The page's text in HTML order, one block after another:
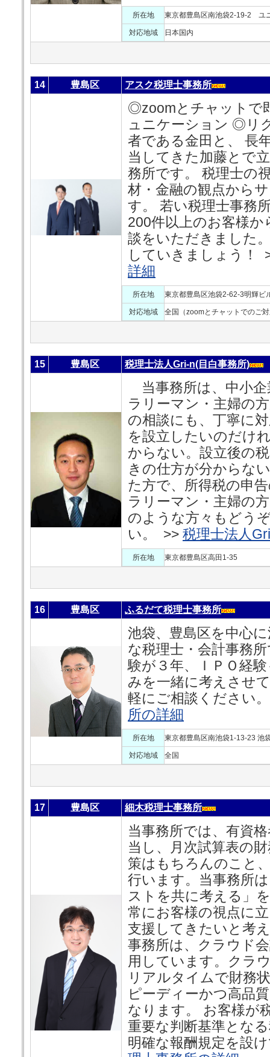
所在地 東京都豊島区南池袋2-19-2 ユ
対応地域 日本国内
14 豊島区 アスク税理士事務所
◎zoomとチャットで
ュニケーション ◎リ
者である金田と、 長
当してきた加藤とで
務所です。 税理士の
材・金融の観点から
す。 若い税理士事務
200件以上のお客様
談をいただきました
していきましょう！
詳細
所在地 東京都豊島区池袋2-62-3明輝ビ
対応地域 全国（zoomとチャットでのご
15 豊島区 税理士法人Gri-n(目白事務所)
当事務所は、中小企
ラリーマン・主婦の
の相談にも、丁寧に
を設立したいのだけ
からない。設立後の
きの仕方が分からな
た方で、所得税の申
ラリーマン・主婦の
のような方々もどう
い。 >> 税理士法人
所在地 東京都豊島区高田1-35
16 豊島区 ふるだて税理士事務所
池袋、豊島区を中心
な税理士・会計事務
験が３年、ＩＰＯ経
みを一緒に考えさせ
軽にご相談ください
所の詳細
所在地 東京都豊島区南池袋1-13-23 池
対応地域 全国
17 豊島区 細木税理士事務所
当事務所では、有資
当し、月次試算表の
策はもちろんのこと
行います。当事務所
ストを共に考える」
常にお客様の視点に
支援してきたいと考
事務所は、クラウド
用しています。クラ
リアルタイムで財務
ピーディーかつ高品
なります。 お客様が
重要な判断基準とな
明確な報酬規定を設